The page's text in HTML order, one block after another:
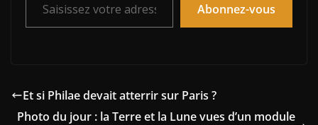
Abonnez-vous
Et si Philae devait atterrir sur Paris ?
Photo du jour : la Terre et la Lune vues d’un module